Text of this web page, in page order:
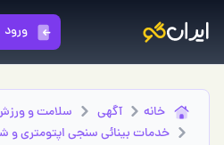
ورود
خانه آگهی سلامت و
خدمات بینائی سنجی اپتومتری و